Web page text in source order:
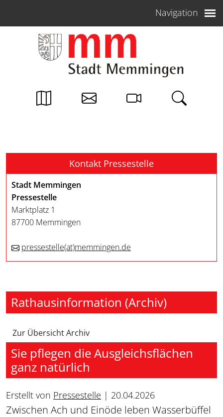
Navigation
Kontakt Pressestelle
Stadt Memmingen
Pressestelle
Marktplatz 1
87700 Memmingen
pressestelle(at)memmingen.de
Rathausinformation (Archiv)
Zur Übersicht Archiv
Sie pflegen die Ausgleichsflächen
ganz natürlich
Erstellt von Pressestelle | 20.04.2026
Zwischen Ach und Einöde leben Wasserbüffel